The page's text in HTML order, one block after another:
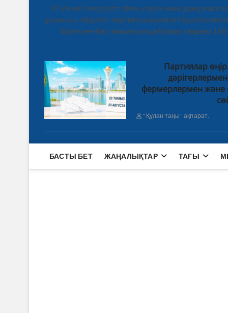
20 ViewsТеледебат: білім, еңбек және даму
ұсынысы «Әділет» партиясының өкілі Рауан
бірлескен бастама аясында Қазақстандағы
Партиялар
фермерлермен және
"Құлан таңы" ақпарат.
БАСТЫ БЕТ ЖАҢАЛЫҚТАР ТАҒЫ